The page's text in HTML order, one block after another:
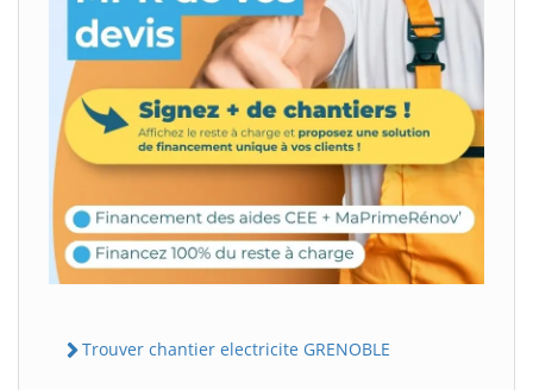
Trouver chantier electricite GRENOBLE